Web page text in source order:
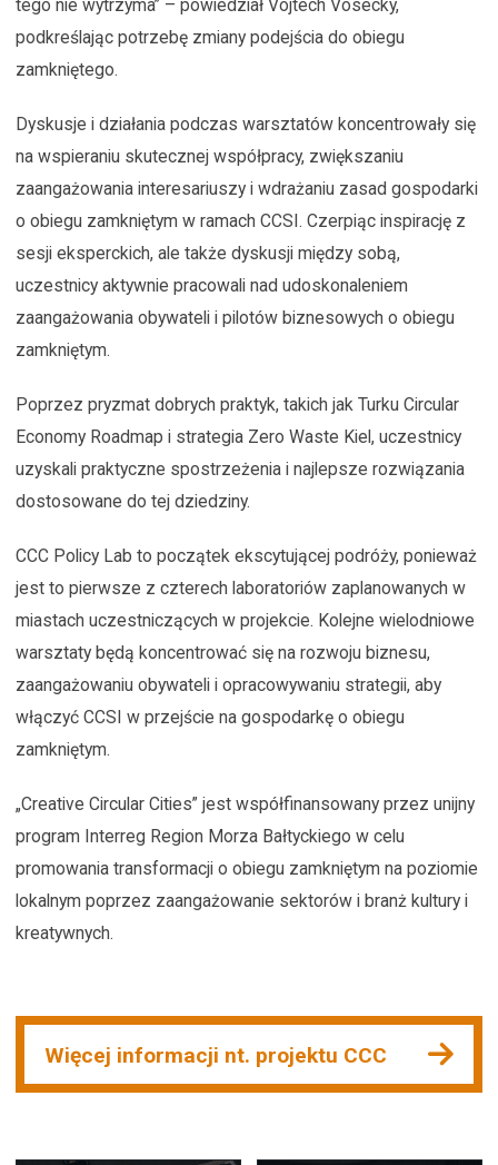
tego nie wytrzyma” – powiedział Vojtech Vosecky,
podkreślając potrzebę zmiany podejścia do obiegu
zamkniętego.
Dyskusje i działania podczas warsztatów koncentrowały się
na wspieraniu skutecznej współpracy, zwiększaniu
zaangażowania interesariuszy i wdrażaniu zasad gospodarki
o obiegu zamkniętym w ramach CCSI. Czerpiąc inspirację z
sesji eksperckich, ale także dyskusji między sobą,
uczestnicy aktywnie pracowali nad udoskonaleniem
zaangażowania obywateli i pilotów biznesowych o obiegu
zamkniętym.
Poprzez pryzmat dobrych praktyk, takich jak Turku Circular
Economy Roadmap i strategia Zero Waste Kiel, uczestnicy
uzyskali praktyczne spostrzeżenia i najlepsze rozwiązania
dostosowane do tej dziedziny.
CCC Policy Lab to początek ekscytującej podróży, ponieważ
jest to pierwsze z czterech laboratoriów zaplanowanych w
miastach uczestniczących w projekcie. Kolejne wielodniowe
warsztaty będą koncentrować się na rozwoju biznesu,
zaangażowaniu obywateli i opracowywaniu strategii, aby
włączyć CCSI w przejście na gospodarkę o obiegu
zamkniętym.
„Creative Circular Cities” jest współfinansowany przez unijny
program Interreg Region Morza Bałtyckiego w celu
promowania transformacji o obiegu zamkniętym na poziomie
lokalnym poprzez zaangażowanie sektorów i branż kultury i
kreatywnych.
Więcej informacji nt. projektu CCC